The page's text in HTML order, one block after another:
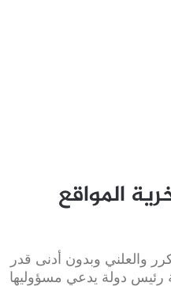
المواقع
والعلني وبدون أدنى قدر
دولة يدعي مسؤوليها